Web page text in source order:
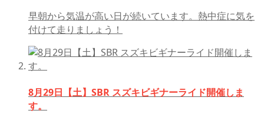
早朝から気温が高い日が続いています。熱中症に気を
付けて走りましょう！
8月29日【土】SBR スズキビギナーライド開催しま
す。